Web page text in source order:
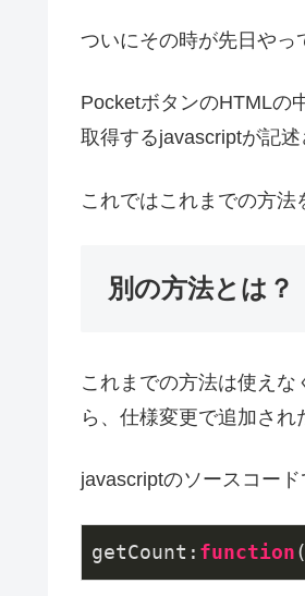
ついにその時が先日やっ
PocketボタンのHTMLの
取得するjavascriptが記
これではこれまでの方法
別の方法とは？
これまでの方法は使え
ら、仕様変更で追加され
javascriptのソースコード
getCount: function(